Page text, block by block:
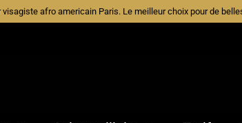
afro americain Paris. Le meilleur choix pour de